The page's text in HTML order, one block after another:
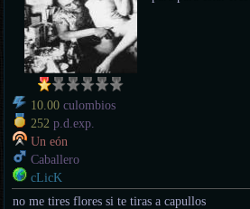
10.00 culombios
252 p.d.exp.
Un eón
Caballero
cLicK
no me tires flores si te tiras a capullos